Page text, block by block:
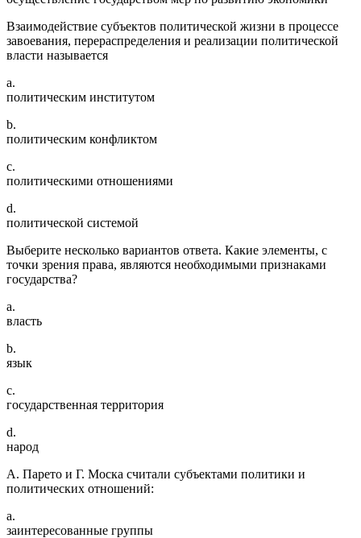
Взаимодействие субъектов политической жизни в процессе
завоевания, перераспределения и реализации политической
власти называется
a.
политическим институтом
b.
политическим конфликтом
c.
политическими отношениями
d.
политической системой
Выберите несколько вариантов ответа. Какие элементы, с
точки зрения права, являются необходимыми признаками
государства?
a.
власть
b.
язык
c.
государственная территория
d.
народ
А. Парето и Г. Моска считали субъектами политики и
политических отношений:
a.
заинтересованные группы